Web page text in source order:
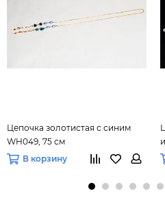
Цепочка золотистая с синим
WH049, 75 см
В корзину